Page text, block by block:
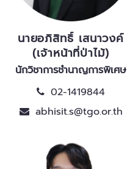
นายอภิสิทธิ์ เสนาวงค์
(เจ้าหน้าที่ป่าไม้)
นักวิชาการชำนาญการพิเศษ
02-1419844
abhisit.s@tgo.or.th